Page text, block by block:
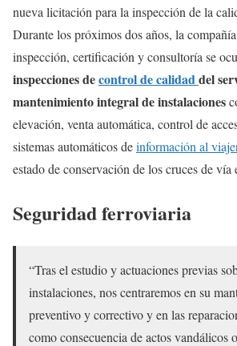
nueva licitación para la inspección de la
Durante los próximos dos años, la
inspección, certificación y consultoría se
inspecciones decontrol de calidaddel
mantenimiento integral de instalaciones
elevación, venta automática, control de
sistemas automáticos deinformación al
estado de conservación de los cruces de vía
Seguridad ferroviaria
“Tras el estudio y actuaciones previas
instalaciones, nos centraremos en su
preventivo y correctivo y en las
como consecuencia de actos vandálicos